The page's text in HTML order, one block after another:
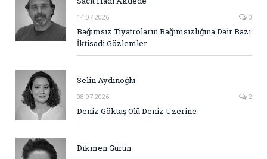
14.07.2026 0
Bağımsız Tiyatroların Bağımsızlığına Dair Bazı
İktisadi Gözlemler
Selin Aydınoğlu
08.07.2026 2
Deniz Göktaş Ölü Deniz Üzerine
Dikmen Gürün